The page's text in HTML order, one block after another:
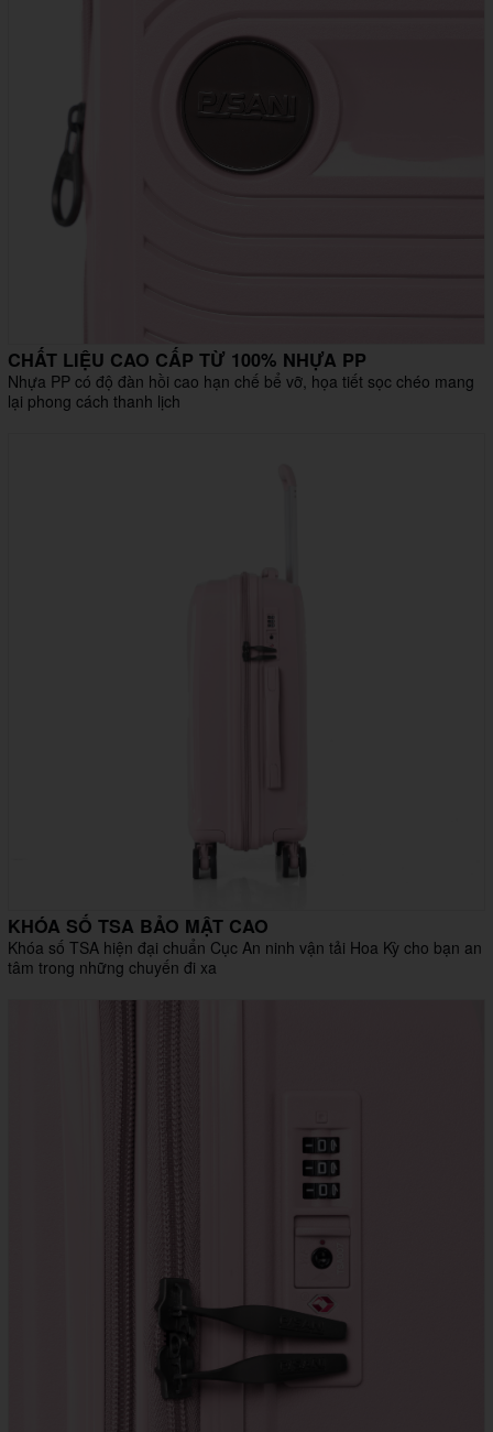
CHẤT LIỆU CAO CẤP TỪ 100% NHỰA PP
Nhựa PP có độ đàn hồi cao hạn chế bể vỡ, họa tiết sọc chéo mang
lại phong cách thanh lịch
KHÓA SỐ TSA BẢO MẬT CAO
Khóa số TSA hiện đại chuẩn Cục An ninh vận tải Hoa Kỳ cho bạn an
tâm trong những chuyến đi xa